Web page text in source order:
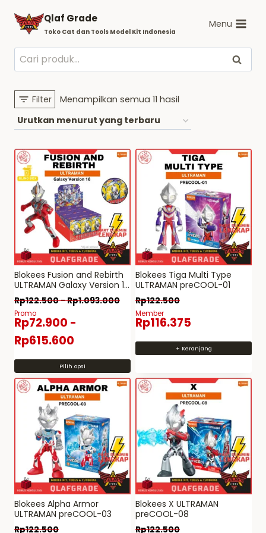
content
Qlaf Grade
Toko Cat dan Tools Model Kit Indonesia
Menu
Pencarian
untuk:
Cari
Filter Menampilkan semua 11 hasil
menurut
terbaru
Blokees Fusion and Rebirth
ULTRAMAN Galaxy Version 16
Blind Box
Rp122.500-Rp1.093.000
Promo
Rp72.900 -
Rp615.600
Pilih opsi
Produk
ini
memiliki
beberapa
varian.
Pilihan
dapat
diambil
di
halaman
Blokees Tiga Multi Type
ULTRAMAN preCOOL-01
Rp122.500
Member
Rp116.375
+ Keranjang
Blokees Alpha Armor
ULTRAMAN preCOOL-03
Rp122.500
Blokees X ULTRAMAN
preCOOL-08
Rp122.500